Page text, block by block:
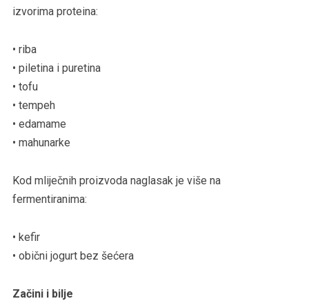
izvorima proteina:
• riba
• piletina i puretina
• tofu
• tempeh
• edamame
• mahunarke
Kod mliječnih proizvoda naglasak je više na
fermentiranima:
• kefir
• obični jogurt bez šećera
Začini i bilje